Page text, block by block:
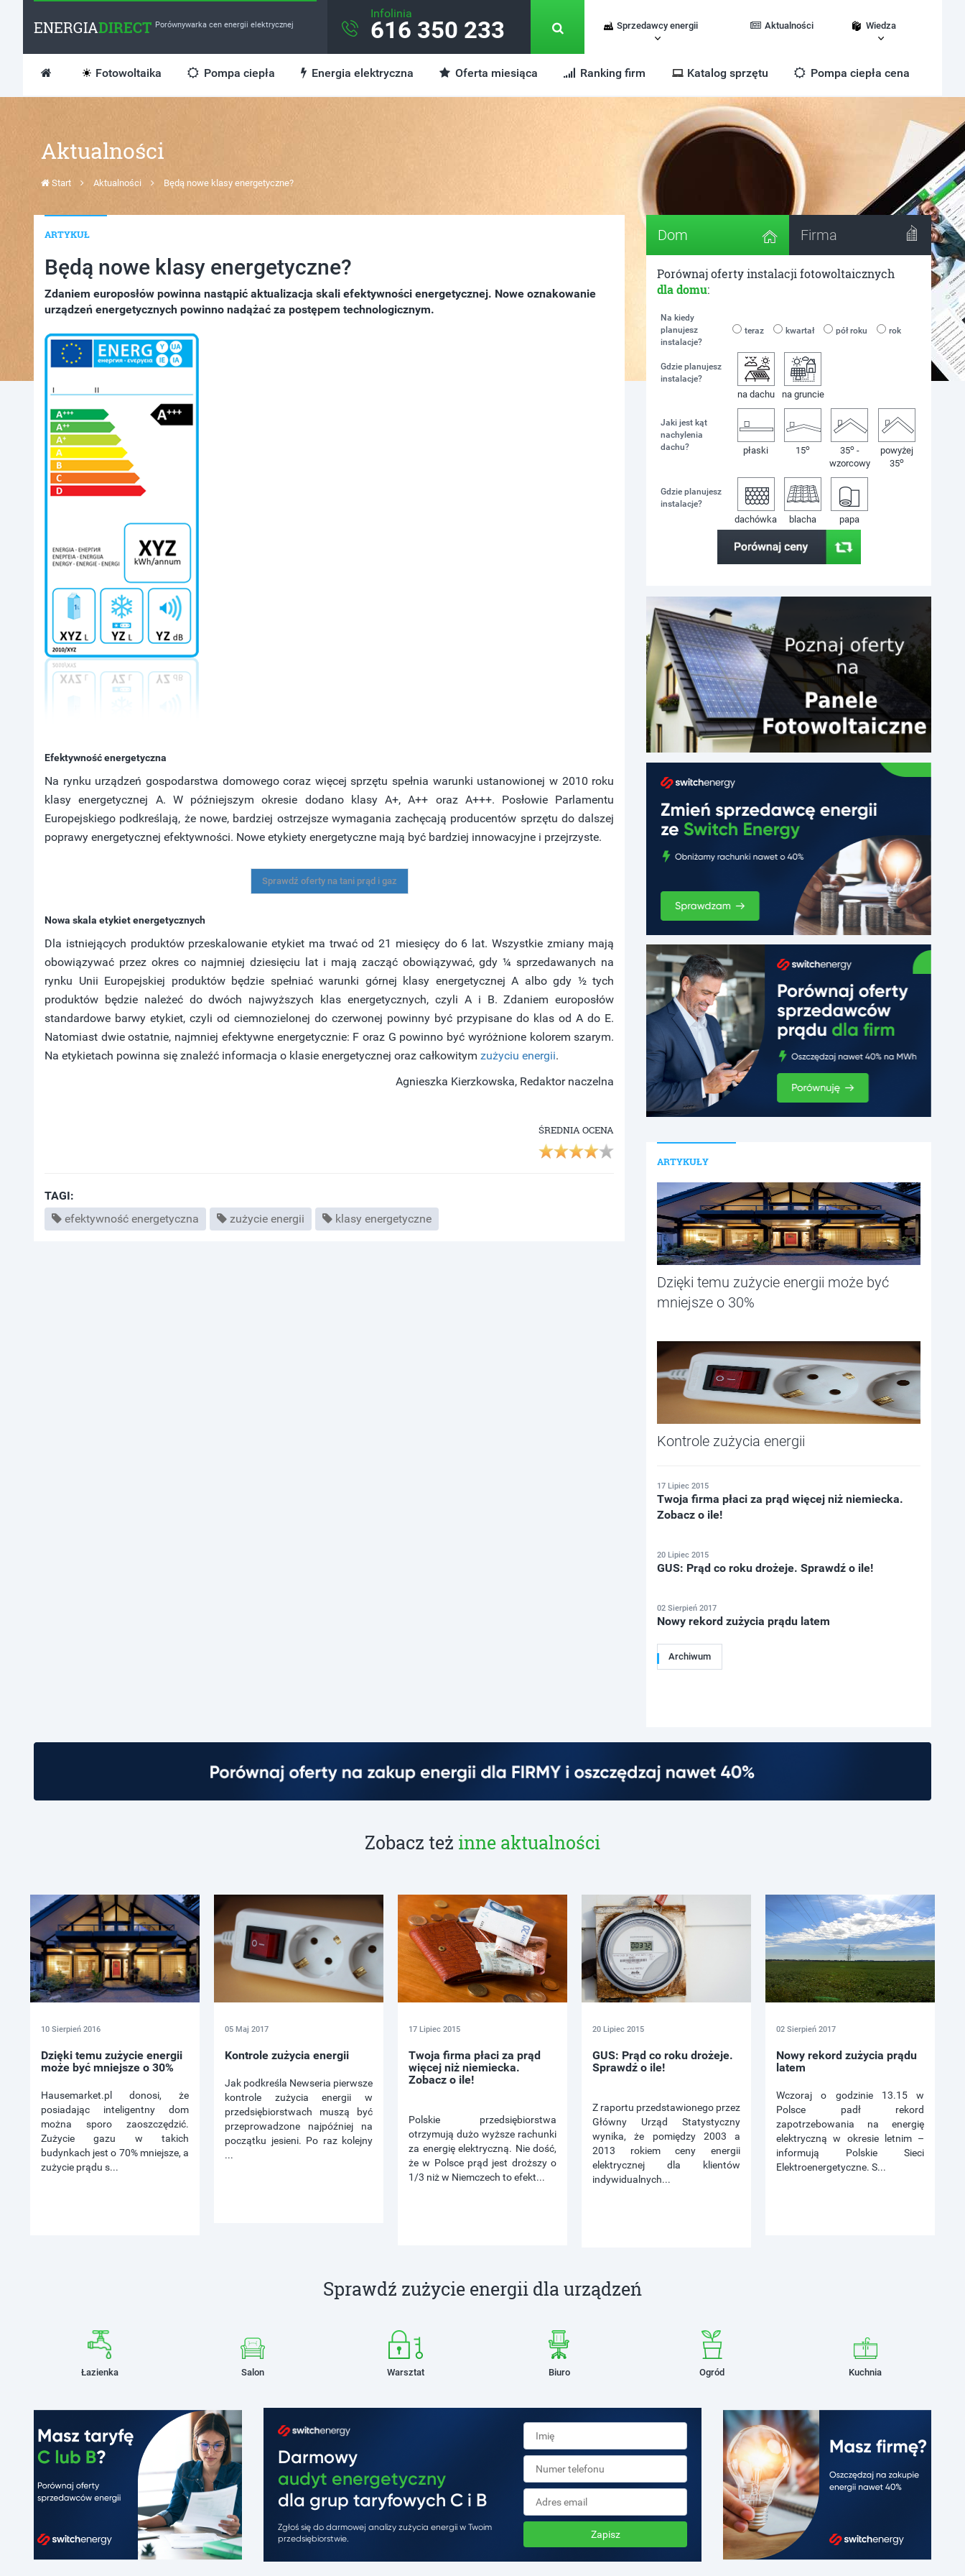
ENERGIADIRECT Porównywarka cen energii elektrycznej
Infolinia
616 350 233 Sprzedawcy energii Aktualności Wiedza
Fotowoltaika Pompa ciepła Energia elektryczna Oferta miesiąca Ranking firm Katalog sprzętu Pompa ciepła cena
Aktualności
Start Aktualności Będą nowe klasy energetyczne?
ARTYKUŁ
Będą nowe klasy energetyczne?
Zdaniem europosłów powinna nastąpić aktualizacja skali efektywności energetycznej. Nowe oznakowanie
urządzeń energetycznych powinno nadążać za postępem technologicznym.
Efektywność energetyczna
Na rynku urządzeń gospodarstwa domowego coraz więcej sprzętu spełnia warunki ustanowionej w 2010 roku
klasy energetycznej A. W późniejszym okresie dodano klasy A+, A++ oraz A+++. Posłowie Parlamentu
Europejskiego podkreślają, że nowe, bardziej ostrzejsze wymagania zachęcają producentów sprzętu do dalszej
poprawy energetycznej efektywności. Nowe etykiety energetyczne mają być bardziej innowacyjne i przejrzyste.
Sprawdź oferty na tani prąd i gaz
Nowa skala etykiet energetycznych
Dla istniejących produktów przeskalowanie etykiet ma trwać od 21 miesięcy do 6 lat. Wszystkie zmiany mają
obowiązywać przez okres co najmniej dziesięciu lat i mają zacząć obowiązywać, gdy ¼ sprzedawanych na
rynku Unii Europejskiej produktów będzie spełniać warunki górnej klasy energetycznej A albo gdy ½ tych
produktów będzie należeć do dwóch najwyższych klas energetycznych, czyli A i B. Zdaniem europosłów
standardowe barwy etykiet, czyli od ciemnozielonej do czerwonej powinny być przypisane do klas od A do E.
Natomiast dwie ostatnie, najmniej efektywne energetycznie: F oraz G powinno być wyróżnione kolorem szarym.
Na etykietach powinna się znaleźć informacja o klasie energetycznej oraz całkowitym zużyciu energii.
Agnieszka Kierzkowska, Redaktor naczelna
ŚREDNIA OCENA
TAGI:
efektywność energetyczna
zużycie energii klasy energetyczne
Dom Firma
Porównaj oferty instalacji fotowoltaicznych
dla domu:
Na kiedy
planujesz
instalacje?
teraz kwartał pół roku rok
Gdzie planujesz
instalacje?
na dachu na gruncie
Jaki jest kąt
nachylenia
dachu?
płaski 15o 35o-
wzorcowy
powyżej
35o
Gdzie planujesz
instalacje?
dachówka blacha papa
ARTYKUŁY
Dzięki temu zużycie energii może być
mniejsze o 30%
Kontrole zużycia energii
17 Lipiec 2015
Twoja firma płaci za prąd więcej niż niemiecka.
Zobacz o ile!
20 Lipiec 2015
GUS: Prąd co roku drożeje. Sprawdź o ile!
02 Sierpień 2017
Nowy rekord zużycia prądu latem
Archiwum
Zobacz też inne aktualności
10 Sierpień 2016
Dzięki temu zużycie energii
może być mniejsze o 30%
Hausemarket.pl donosi, że
posiadając inteligentny dom
można sporo zaoszczędzić.
Zużycie gazu w takich
budynkach jest o 70% mniejsze, a
zużycie prądu s...
05 Maj 2017
Kontrole zużycia energii
Jak podkreśla Newseria pierwsze
kontrole zużycia energii w
przedsiębiorstwach muszą być
przeprowadzone najpóźniej na
początku jesieni. Po raz kolejny
...
17 Lipiec 2015
Twoja firma płaci za prąd
więcej niż niemiecka.
Zobacz o ile!
Polskie przedsiębiorstwa
otrzymują dużo wyższe rachunki
za energię elektryczną. Nie dość,
że w Polsce prąd jest droższy o
1/3 niż w Niemczech to efekt...
20 Lipiec 2015
GUS: Prąd co roku drożeje.
Sprawdź o ile!
Z raportu przedstawionego przez
Główny Urząd Statystyczny
wynika, że pomiędzy 2003 a
2013 rokiem ceny energii
elektrycznej dla klientów
indywidualnych...
02 Sierpień 2017
Nowy rekord zużycia prądu
latem
Wczoraj o godzinie 13.15 w
Polsce padł rekord
zapotrzebowania na energię
elektryczną w okresie letnim –
informują Polskie Sieci
Elektroenergetyczne. S...
Sprawdź zużycie energii dla urządzeń
Łazienka Salon Warsztat Biuro Ogród Kuchnia
Darmowy
audyt energetyczny
dla grup taryfowych C i B
Zgłoś się do darmowej analizy zużycia energii w Twoim
przedsiębiorstwie.
Zapisz